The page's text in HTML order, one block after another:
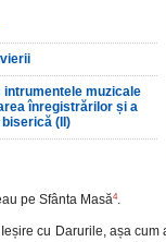
intrumentele muzicale
înregistrărilor și a
(II)
pe Sfânta Masă4.
cu Darurile, așa cum